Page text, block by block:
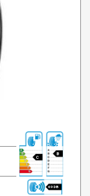
C
B
69 DB